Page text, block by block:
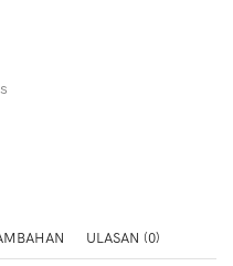
ULASAN (0)